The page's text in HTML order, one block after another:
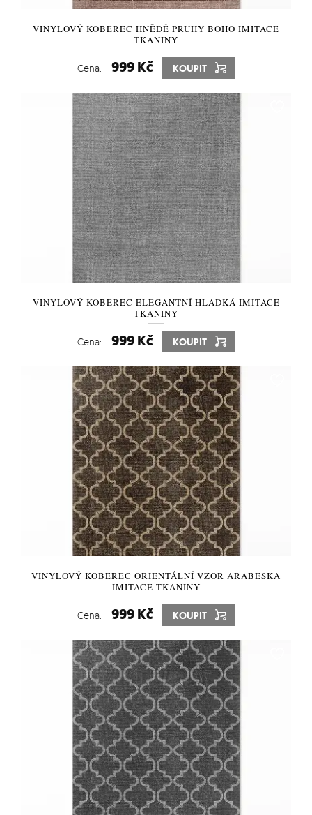
VINYLOVÝ KOBEREC HNĚDÉ PRUHY BOHO IMITACE
TKANINY
Cena: 999 Kč KOUPIT
VINYLOVÝ KOBEREC ELEGANTNÍ HLADKÁ IMITACE
TKANINY
Cena: 999 Kč KOUPIT
VINYLOVÝ KOBEREC ORIENTÁLNÍ VZOR ARABESKA
IMITACE TKANINY
Cena: 999 Kč KOUPIT